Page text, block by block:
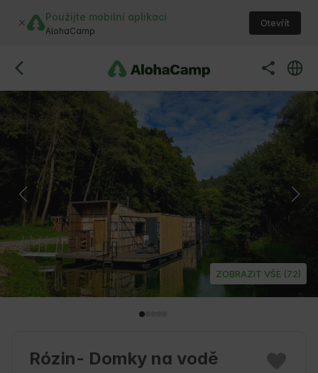
Použijte mobilní aplikaci
AlohaCamp
Otevřít
ZOBRAZIT VŠE (72)
Rózin- Domky na vodě